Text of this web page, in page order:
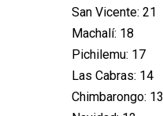
San Vicente: 21
Machalí: 18
Pichilemu: 17
Las Cabras: 14
Chimbarongo: 13